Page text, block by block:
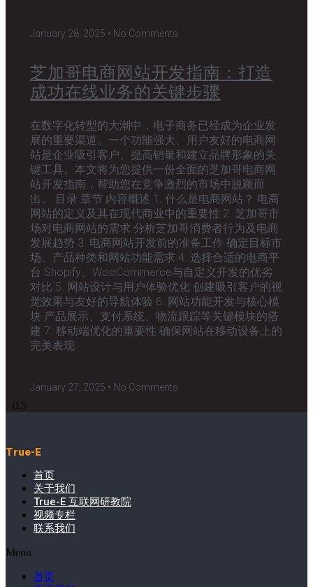
January 28, 2025 No Comments
芝加哥电商网站开发指南：打造
成功在线业务的关键步骤
在数字化转型的大潮中，电子商务已经成为企业发
展的重要渠道。一个功能强大、用户友好的电商网
站是企业吸引客户、提高销量和建立品牌形象的关
键工具。本文将为您提供一份全面的芝加哥电商网
站开发指南，帮助您在竞争激烈的市场中脱颖而
出。 目录 章节 内容概述 1. 什么是电商网站？ 电商
网站的定义及其在现代商业中的重要性 2. 芝加哥市
场对电商网站的需求 分析芝加哥消费者行为及电商
发展趋势 3. 电商网站开发前的准备工作 确定目标市
场、产品种类和网站功能需求 4. 选择合适的电商平
台 Shopify、WooCommerce与自定义开发的优劣
对比 5. 网站设计与用户体验优化 创建吸引客户的视
觉效果与友好的导航体验 6. 网站功能开发与核心模
块 产品展示、支付系统、物流跟踪等关键模块的搭
建 7. 移动端优化的重要性 确保网站在移动设备上的
完美表现
January 27, 2025 No Comments
True-E
首页
关于我们
True-E 互联网研教院
视频专栏
联系我们
Menu
首页